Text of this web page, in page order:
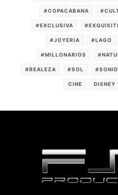
#COPACABANA
#EXCLUSIVA
#JOYERIA #LAGO
#MILLONARIOS
#REALEZA #SOL
CINE DISNEY